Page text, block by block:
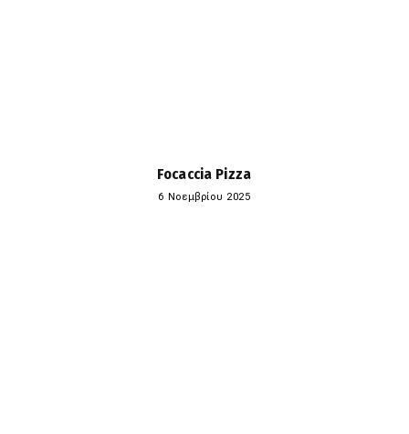
Focaccia Pizza
6 Νοεμβρίου 2025